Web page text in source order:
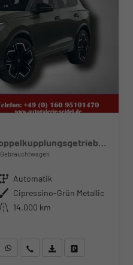
R-Line 1,5 l eTSI 7-Gang-Doppelkupplungsgetriebe DSG
Gebrauchtwagen
Getriebe Automatik
Außenfarbe Cipressino-Grün Metallic
Kilometerstand 14.000 km
WhatsApp anfragen
Wir rufen Sie anFahrzeugexposé (PDF)